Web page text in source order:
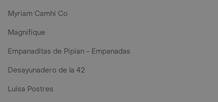
Myriam Camhi Co
Magnifique
Empanaditas de Pipian - Empanadas
Desayunadero de la 42
Luisa Postres